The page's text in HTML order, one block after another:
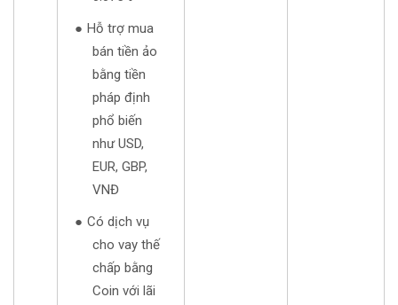
Hỗ trợ mua
bán tiền ảo
bằng tiền
pháp định
phổ biến
như USD,
EUR, GBP,
VNĐ
Có dịch vụ
cho vay thế
chấp bằng
Coin với lãi